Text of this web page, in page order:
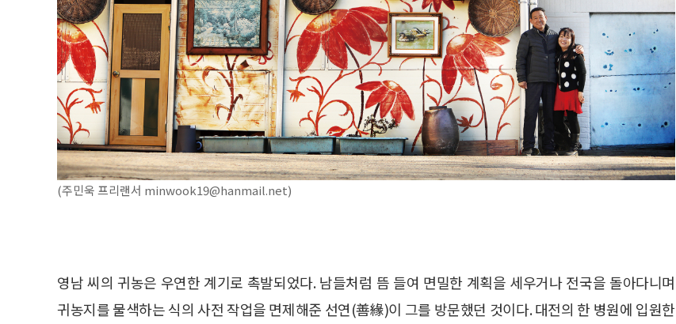
(주민욱 프리랜서 minwook19@hanmail.net)
영남 씨의 귀농은 우연한 계기로 촉발되었다. 남들처럼 뜸 들여 면밀한 계획을 세우거나 전국을 돌아다니며
귀농지를 물색하는 식의 사전 작업을 면제해준 선연(善緣)이 그를 방문했던 것이다. 대전의 한 병원에 입원한